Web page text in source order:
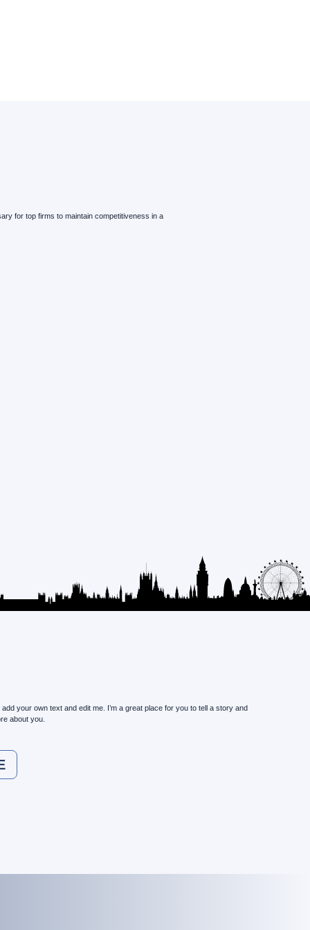
for top firms to maintain competitiveness in a
your own text and edit me. I’m a great place for you to tell a story and
about you.